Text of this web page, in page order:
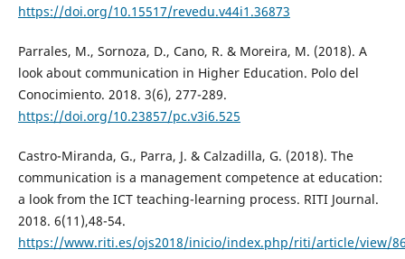
https://doi.org/10.15517/revedu.v44i1.36873
Parrales, M., Sornoza, D., Cano, R. & Moreira, M. (2018). A
look about communication in Higher Education. Polo del
Conocimiento. 2018. 3(6), 277-289.
https://doi.org/10.23857/pc.v3i6.525
Castro-Miranda, G., Parra, J. & Calzadilla, G. (2018). The
communication is a management competence at education:
a look from the ICT teaching-learning process. RITI Journal.
2018. 6(11),48-54.
https://www.riti.es/ojs2018/inicio/index.php/riti/article/view/